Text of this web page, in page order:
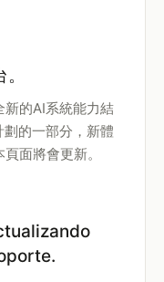
新的AI系統能力結
的一部分，新體
面將會更新。